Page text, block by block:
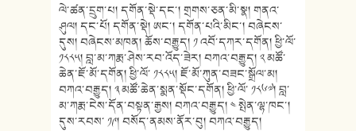
ལེ་ཚན་དྲུག་པ། དགོན་སྡེ་དང་། གྲགས་ཅན་མི་སྣ། གནའ་
ཤུལ། དང་པོ། དགོན་སྡེ། ཨང་། དགོན་པའི་མིང་། བཞེངས་
དུས། བཞེངས་མཁན། ཆོས་བརྒྱུད། ༡ འབོ་དཀར་དགོན། ཕྱི་ལོ་
༡༨༨༥། བླ་མ་ཀརྨ་ཤེས་རབ་འོད་ཟེར། བཀའ་བརྒྱུད། ༢ མཚོ་
ཆེན་ཇོ་མོ་དགོན། ཕྱི་ལོ་ ༡༨༨༥། ཇོ་མོ་ཀུན་བཟང་སྒྲོལ་མ།
བཀའ་བརྒྱུད། ༣ མཚོ་ཆེན་སྨན་སྡོང་དགོན། ཕྱི་ལོ་ ༡༨༦༧། བླ་
མ་ཀརྨ་ངེས་དོན་བསྟན་རྒྱས། བཀའ་བརྒྱུད། ༤ སྤེན་ལྷ་ཁང་།
དུས་རབས་ ༡༩། བསོད་ནམས་ནོར་བུ། བཀའ་བརྒྱུད།